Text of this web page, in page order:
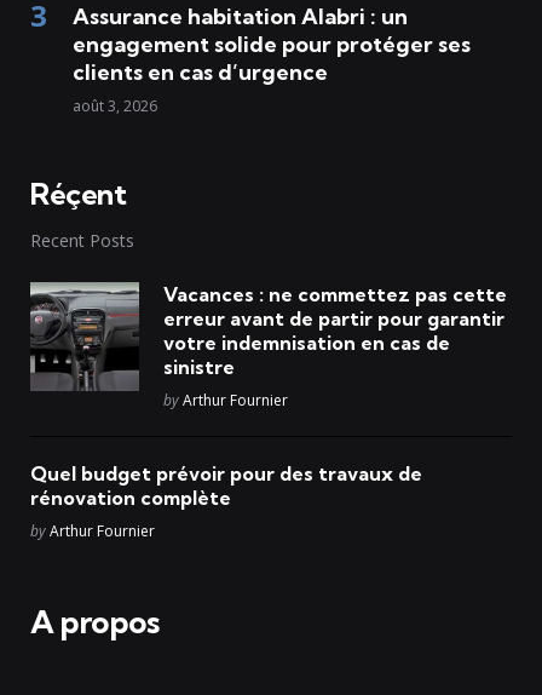
Assurance habitation Alabri : un
engagement solide pour protéger ses
clients en cas d’urgence
août 3, 2026
Réçent
Recent Posts
Vacances : ne commettez pas cette
erreur avant de partir pour garantir
votre indemnisation en cas de
sinistre
Posted
byArthur Fournier
Quel budget prévoir pour des travaux de
rénovation complète
Posted
byArthur Fournier
A propos